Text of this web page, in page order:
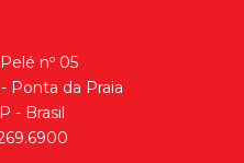
nº 05
Ponta da Praia
- Brasil